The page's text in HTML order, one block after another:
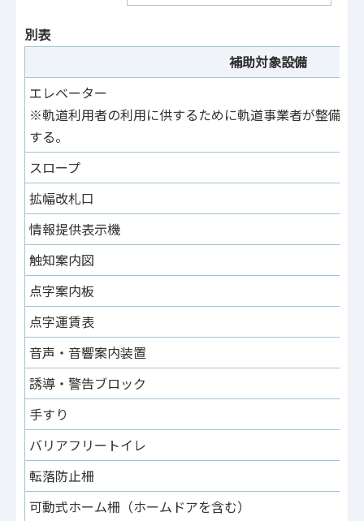
別表
補助対象設備
エレベーター
※軌道利用者の利用に供するために軌道事業者が整備、
する。
スロープ
拡幅改札口
情報提供表示機
触知案内図
点字案内板
点字運賃表
音声・音響案内装置
誘導・警告ブロック
手すり
バリアフリートイレ
転落防止柵
可動式ホーム柵（ホームドアを含む）